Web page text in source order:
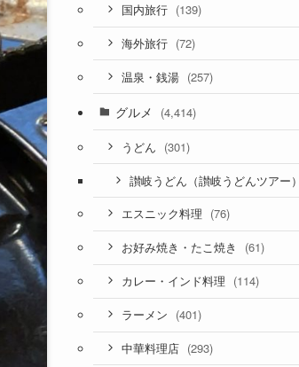
国内旅行 (139)
海外旅行 (72)
温泉・銭湯 (257)
グルメ (4,414)
うどん (301)
讃岐うどん（讃岐うどんツアー）
エスニック料理 (76)
お好み焼き・たこ焼き (61)
カレー・インド料理 (114)
ラーメン (401)
中華料理店 (293)